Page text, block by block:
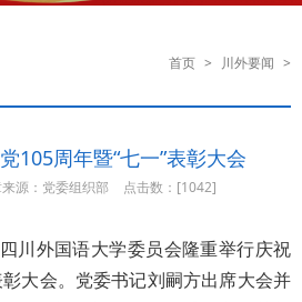
首页 > 川外要闻 >
105周年暨“七一”表彰大会
源：党委组织部 点击数：[1042]
川外国语大学委员会隆重举行庆祝
大会。党委书记刘嗣方出席大会并